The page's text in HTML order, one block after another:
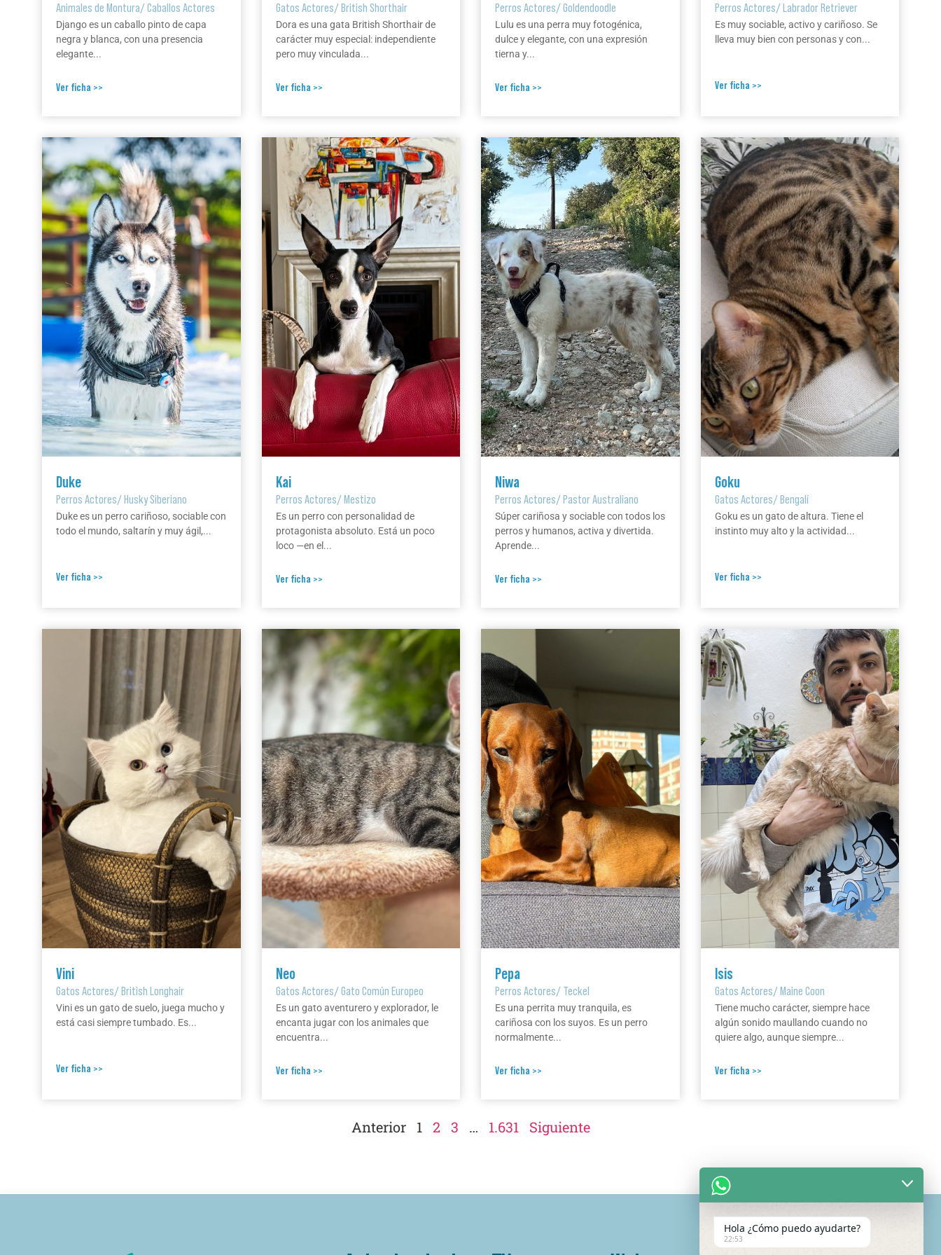
Animales de Montura/Caballos Actores
Django es un caballo pinto de capa
negra y blanca, con una presencia
elegante...
Ver ficha >>
Gatos Actores/British Shorthair
Dora es una gata British Shorthair de
carácter muy especial: independiente
pero muy vinculada...
Ver ficha >>
Perros Actores/Goldendoodle
Lulu es una perra muy fotogénica,
dulce y elegante, con una expresión
tierna y...
Ver ficha >>
Perros Actores/Labrador Retriever
Es muy sociable, activo y cariñoso. Se
lleva muy bien con personas y con...
Ver ficha >>
Duke
Perros Actores/Husky Siberiano
Duke es un perro cariñoso, sociable con
todo el mundo, saltarín y muy ágil,...
Ver ficha >>
Kai
Perros Actores/Mestizo
Es un perro con personalidad de
protagonista absoluto. Está un poco
loco —en el...
Ver ficha >>
Niwa
Perros Actores/Pastor Australiano
Súper cariñosa y sociable con todos los
perros y humanos, activa y divertida.
Aprende...
Ver ficha >>
Goku
Gatos Actores/Bengalí
Goku es un gato de altura. Tiene el
instinto muy alto y la actividad...
Ver ficha >>
Vini
Gatos Actores/British Longhair
Vini es un gato de suelo, juega mucho y
está casi siempre tumbado. Es...
Ver ficha >>
Neo
Gatos Actores/Gato Común Europeo
Es un gato aventurero y explorador, le
encanta jugar con los animales que
encuentra...
Ver ficha >>
Pepa
Perros Actores/ Teckel
Es una perrita muy tranquila, es
cariñosa con los suyos. Es un perro
normalmente...
Ver ficha >>
Isis
Gatos Actores/Maine Coon
Tiene mucho carácter, siempre hace
algún sonido maullando cuando no
quiere algo, aunque siempre...
Ver ficha >>
Anterior 1 2 3 … 1.631 Siguiente
Hola ¿Cómo puedo ayudarte?
22:53